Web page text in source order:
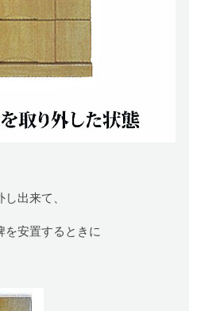
出来て、
を安置するときに